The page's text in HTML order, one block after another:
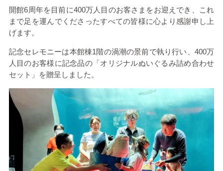
開館6周年を目前に400万人目のお客さまをお迎えでき、これ
まで足を運んでくださったすべての皆様に心より感謝申し上
げます。
記念セレモニーは本館棟1階の渦潮の景前で執り行い、400万
人目のお客様に記念品の「オリジナルぬいぐるみ詰め合わせ
セット」を贈呈しました。